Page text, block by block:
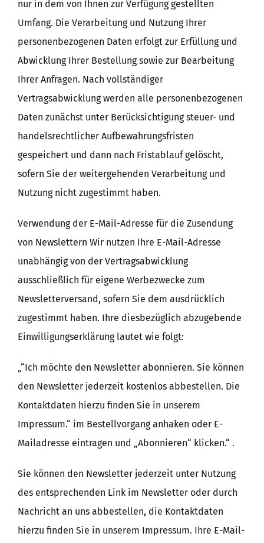
nur in dem von Ihnen zur Verfügung gestellten
Umfang. Die Verarbeitung und Nutzung Ihrer
personenbezogenen Daten erfolgt zur Erfüllung und
Abwicklung Ihrer Bestellung sowie zur Bearbeitung
Ihrer Anfragen. Nach vollständiger
Vertragsabwicklung werden alle personenbezogenen
Daten zunächst unter Berücksichtigung steuer- und
handelsrechtlicher Aufbewahrungsfristen
gespeichert und dann nach Fristablauf gelöscht,
sofern Sie der weitergehenden Verarbeitung und
Nutzung nicht zugestimmt haben.
Verwendung der E-Mail-Adresse für die Zusendung
von Newslettern Wir nutzen Ihre E-Mail-Adresse
unabhängig von der Vertragsabwicklung
ausschließlich für eigene Werbezwecke zum
Newsletterversand, sofern Sie dem ausdrücklich
zugestimmt haben. Ihre diesbezüglich abzugebende
Einwilligungserklärung lautet wie folgt:
„“Ich möchte den Newsletter abonnieren. Sie können
den Newsletter jederzeit kostenlos abbestellen. Die
Kontaktdaten hierzu finden Sie in unserem
Impressum.“ im Bestellvorgang anhaken oder E-
Mailadresse eintragen und „Abonnieren“ klicken.“ .
Sie können den Newsletter jederzeit unter Nutzung
des entsprechenden Link im Newsletter oder durch
Nachricht an uns abbestellen, die Kontaktdaten
hierzu finden Sie in unserem Impressum. Ihre E-Mail-